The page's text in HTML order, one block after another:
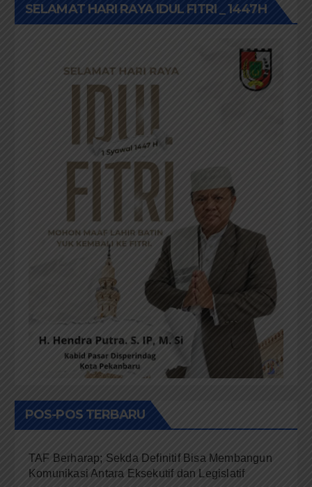
SELAMAT HARI RAYA IDUL FITRI _ 1447H
POS-POS TERBARU
TAF Berharap; Sekda Definitif Bisa Membangun
Komunikasi Antara Eksekutif dan Legislatif